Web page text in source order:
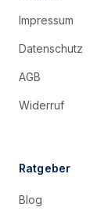
Impressum
Datenschutz
AGB
Widerruf
Ratgeber
Blog